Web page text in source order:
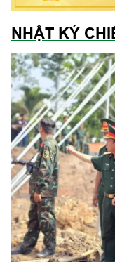
NHẬT KÝ